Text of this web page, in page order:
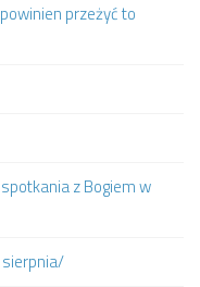
przeżyć to
z Bogiem w
sierpnia/